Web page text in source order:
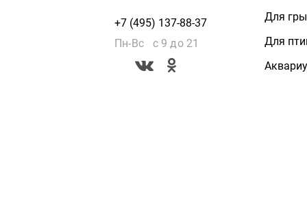
+7 (495) 137-88-37
Пн-Вс с 9 до 21
Для
Для